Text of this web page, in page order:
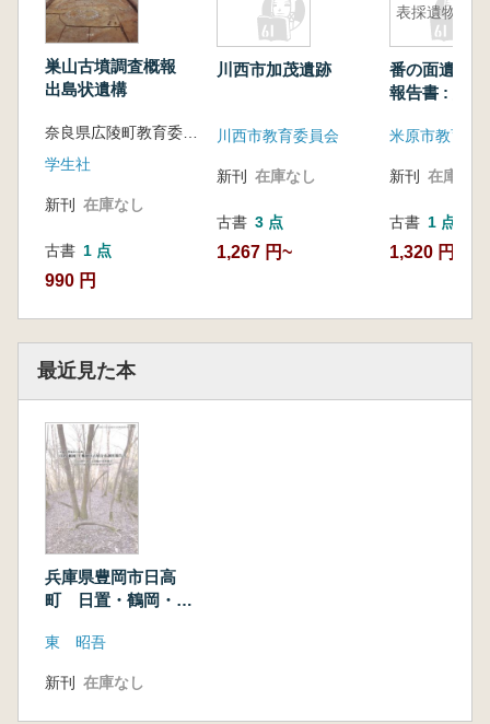
巣山古墳調査概報
出島状遺構
学生社
新刊 在庫なし
古書 1 点
990 円
川西市加茂遺跡
川西市教育委員会
新刊 在庫なし
古書 3 点
1,267 円~
表採遺物
番の面遺跡
報告書 : 縄文
米原市教育委
新刊 在庫なし
古書 1 点
1,320 円
最近見た本
兵庫県豊岡市日高
町 日置・鶴岡・上
報告書
東 昭吾
新刊 在庫なし